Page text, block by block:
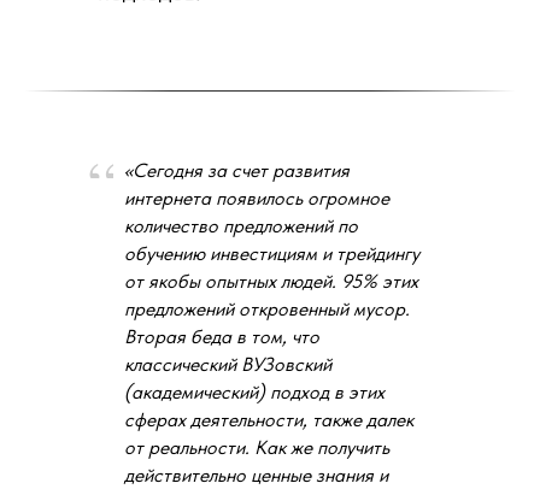
«Сегодня за счет развития
интернета появилось огромное
количество предложений по
обучению инвестициям и трейдингу
от якобы опытных людей. 95% этих
предложений откровенный мусор.
Вторая беда в том, что
классический ВУЗовский
(академический) подход в этих
сферах деятельности, также далек
от реальности. Как же получить
действительно ценные знания и
Какие дисциплины Вы изучите и какие
компетенции получите
Кому будет полезна программа и
почему